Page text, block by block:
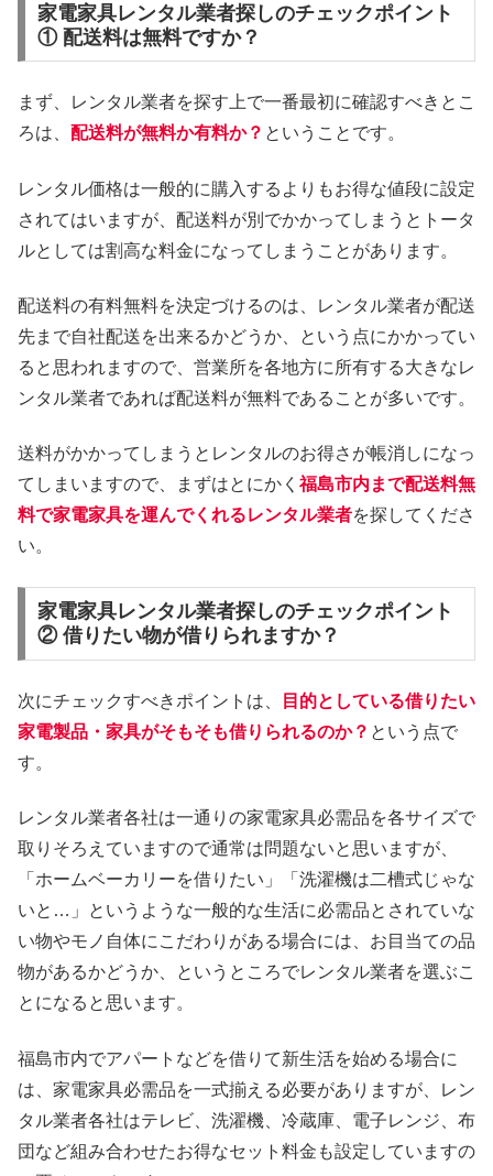
家電家具レンタル業者探しのチェックポイント
① 配送料は無料ですか？
まず、レンタル業者を探す上で一番最初に確認すべきとこ
ろは、 配送料が無料か有料か？ ということです。
レンタル価格は一般的に購入するよりもお得な値段に設定
されてはいますが、配送料が別でかかってしまうとトータ
ルとしては割高な料金になってしまうことがあります。
配送料の有料無料を決定づけるのは、レンタル業者が配送
先まで自社配送を出来るかどうか、という点にかかってい
ると思われますので、営業所を各地方に所有する大きなレ
ンタル業者であれば配送料が無料であることが多いです。
送料がかかってしまうとレンタルのお得さが帳消しになっ
てしまいますので、まずはとにかく福島市内まで配送料無
料で家電家具を運んでくれるレンタル業者を探してくださ
い。
家電家具レンタル業者探しのチェックポイント
② 借りたい物が借りられますか？
次にチェックすべきポイントは、
目的としている借りたい
家電製品・家具がそもそも借りられるのか？ という点で
す。
レンタル業者各社は一通りの家電家具必需品を各サイズで
取りそろえていますので通常は問題ないと思いますが、
「ホームベーカリーを借りたい」「洗濯機は二槽式じゃな
いと…」というような一般的な生活に必需品とされていな
い物やモノ自体にこだわりがある場合には、お目当ての品
物があるかどうか、というところでレンタル業者を選ぶこ
とになると思います。
福島市内でアパートなどを借りて新生活を始める場合に
は、家電家具必需品を一式揃える必要がありますが、レン
タル業者各社はテレビ、洗濯機、冷蔵庫、電子レンジ、布
団など組み合わせたお得なセット料金も設定していますの